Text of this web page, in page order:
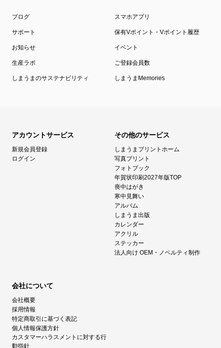
ブログ スマホアプリ
サポート 保有Vポイント・Vポイント履歴
お知らせ イベント
生産ラボ ご登録会員数
しまうまのサステナビリティ しまうまMemories
アカウントサービス
新規会員登録
ログイン
その他のサービス
しまうまプリントホーム
写真プリント
フォトブック
年賀状印刷2027年版TOP
喪中はがき
寒中見舞い
アルバム
しまうま出版
カレンダー
アクリル
ステッカー
法人向け OEM・ノベルティ制作
会社について
会社概要
採用情報
特定商取引に基づく表記
個人情報保護方針
カスタマーハラスメントに対する行
動指針